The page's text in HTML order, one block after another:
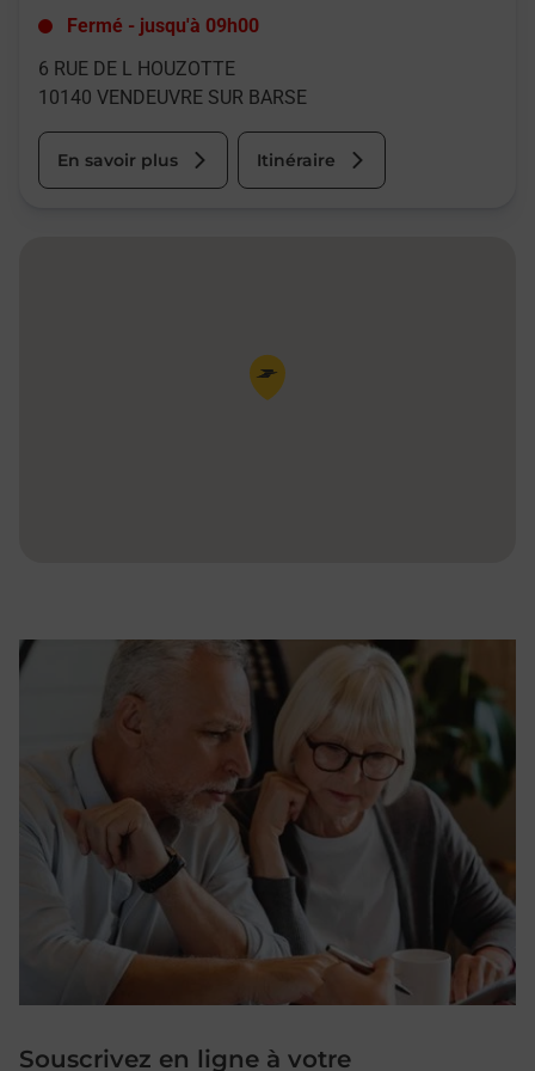
Fermé - jusqu'à 09h00
6 RUE DE L HOUZOTTE
10140 VENDEUVRE SUR BARSE
En savoir plus Itinéraire
Pin de la carte
Souscrivez en ligne à votre